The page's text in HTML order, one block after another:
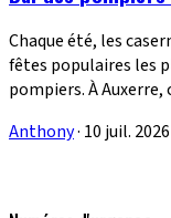
Chaque été, les
fêtes populaires les
pompiers. À Auxerre,
Anthony· 10 juil. 2026